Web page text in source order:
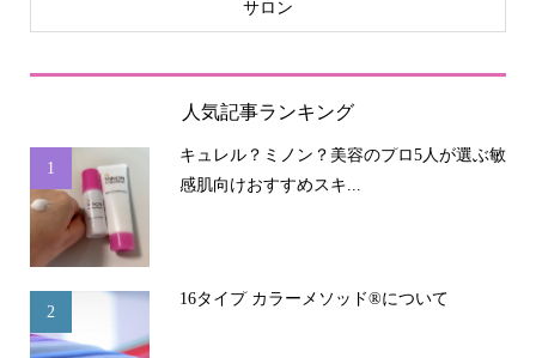
サロン
人気記事ランキング
1
キュレル？ミノン？美容のプロ5人が選ぶ敏
感肌向けおすすめスキ...
2
16タイプ カラーメソッド®について